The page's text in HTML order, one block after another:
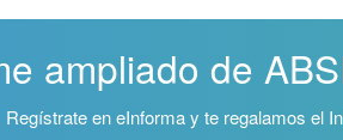
ampliado de
Regístrate en eInforma y te regalamos el